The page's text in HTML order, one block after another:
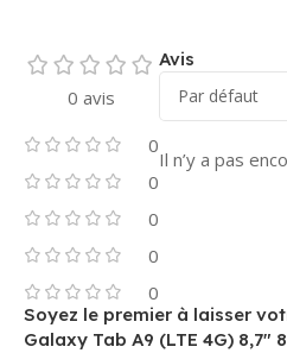
0 avis
0
0
0
0
0
Avis
Il n’y a pas
Soyez le premier à laisser
Galaxy Tab A9 (LTE 4G) 8,7″